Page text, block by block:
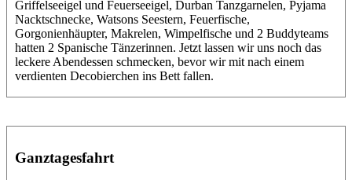
Griffelseeigel und Feuerseeigel, Durban Tanzgarnelen, Pyjama
Nacktschnecke, Watsons Seestern, Feuerfische,
Gorgonienhäupter, Makrelen, Wimpelfische und 2 Buddyteams
hatten 2 Spanische Tänzerinnen. Jetzt lassen wir uns noch das
leckere Abendessen schmecken, bevor wir mit nach einem
verdienten Decobierchen ins Bett fallen.
Ganztagesfahrt